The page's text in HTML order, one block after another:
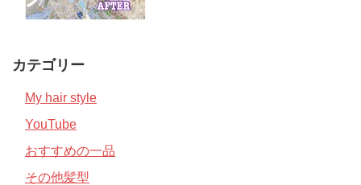
カテゴリー
My hair style
YouTube
おすすめの一品
その他髪型